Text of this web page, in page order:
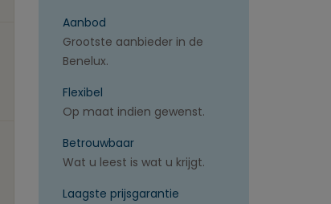
Aanbod
Grootste aanbieder in de
Benelux.
Flexibel
Op maat indien gewenst.
Betrouwbaar
Wat u leest is wat u krijgt.
Laagste prijsgarantie